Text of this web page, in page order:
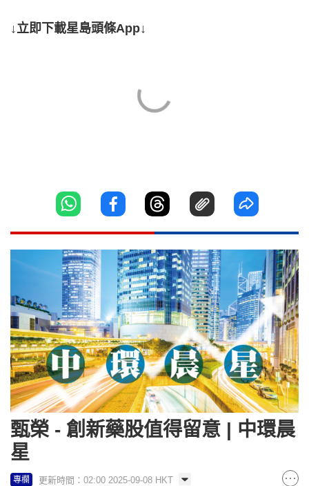
↓立即下載星島頭條App↓
甄榮 - 創新藥股值得留意 | 中環晨
星
專欄 更新時間：02:00 2025-09-08 HKT